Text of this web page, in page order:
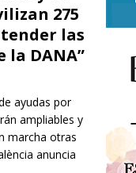
275
las
la DANA”
ayudas por
ampliables y
marcha otras
anuncia